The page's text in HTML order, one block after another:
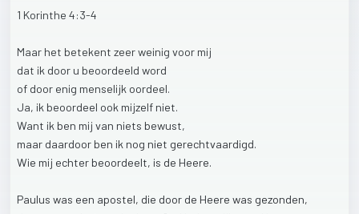
1 Korinthe 4:3-4
Maar het betekent zeerweinig voor mij
dat ik door u beoordeeld word
of door enig menselijk oordeel.
Ja, ik beoordeel ook mijzelf niet.
Want ik ben mij van niets bewust,
maar daardoor ben ik nog niet gerechtvaardigd.
Wie mij echter beoordeelt, is de Heere.
Paulus was een apostel, die door de Heere was gezonden,